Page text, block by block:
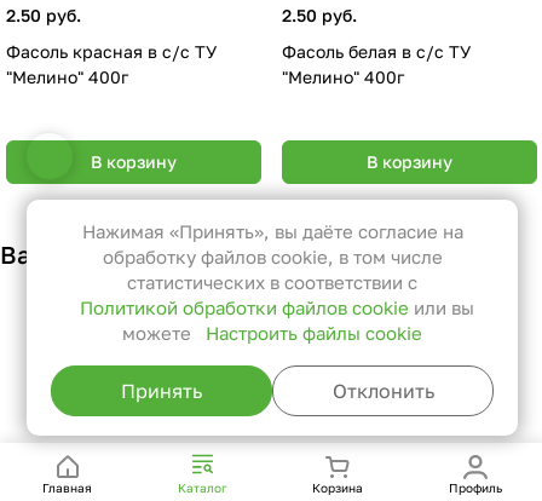
2.50 руб.
Фасоль красная в с/с ТУ
"Мелино" 400г
В корзину
2.50 руб.
Фасоль белая в с/с ТУ
"Мелино" 400г
В корзину
Вам также может понравиться
Главная Каталог Корзина Профиль
Настройки файлов cookie
Функциональные
Эти файлы необходимы для
функционирования сайта и не
могут быть отключены в наших
системах. Вы можете настроить
браузер так, чтобы он блокировал
их или уведомлял вас об их
использовании, но в таком случае
сайта не будут работать.
Нажимая «Принять», вы даёте согласие на
обработку файлов cookie, в том числе
статистических в соответствии с
Политикой обработки файлов cookie или вы
можете
Настроить файлы cookie
Принять Отклонить